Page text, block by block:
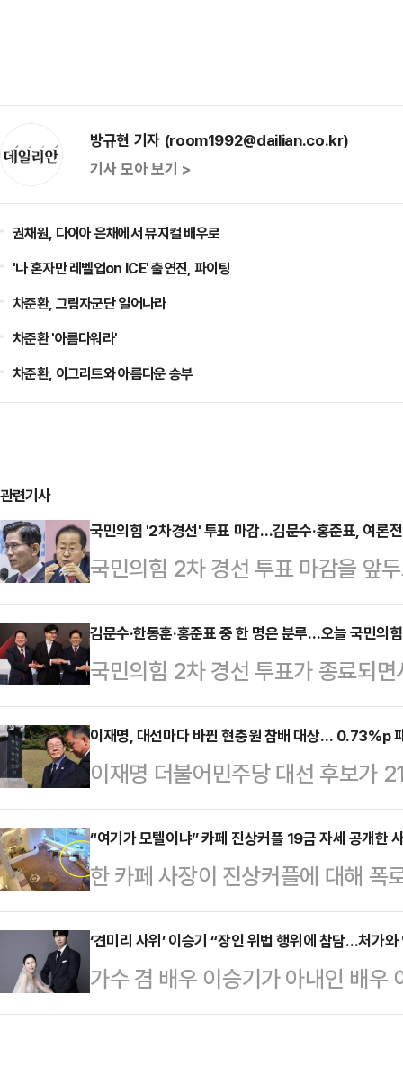
방규현 기자 (room1992@dailian.co.kr)
기사 모아 보기 >
권채원, 다이아 은채에서 뮤지컬 배우로
'나 혼자만 레벨업on ICE' 출연진, 파이팅
차준환, 그림자군단 일어나라
차준환 '아름다워라'
차준환, 이그리트와 아름다운 승부
관련기사
국민의힘 '2차경선' 투표 마감…김문수·홍준표, 여론
국민의힘 2차 경선 투표 마감을 앞
중도 표심 공략에 나선 가운데, 김
하면서도 각각 시민들이나 중소기
과를 빽빽하게 채웠다.안철수·한동
다. 한 후보는 현충사를 방문해 국
서는 당원과 충북 청주 육거리종합
대전현충원을 찾아 서해수호 영웅
상병의 묘소를 참배한 후 …
김문수·한동훈·홍준표 중 한 명은 분루…오늘 국민의
국민의힘 2차 경선 투표가 종료되
쏠리고 있다. 김문수·안철수·한동
'김문수·한동훈' 혹은 '김문수·홍준
다.국민의힘은 29일 오후 2시 여의
자를 발표한다. 앞서 4명의 경선 후
합동 토론을 거쳤다. 2차 경선 투
인단 투표 50%, 일반국민 여론조
자…
이재명, 대선마다 바뀐 현충원 참배 대상… 0.73%p
이재명 더불어민주당 대선 후보가
정으로 현충원 참배를 택했다. 이
현충원 참배 대상에 변화를 가했다.
컸던 이승만·박정희 전 대통령의
상을 박태준 전 국무총리까지로 확
선에서 윤석열 전 대통령에게 불과
된 윤석열 전 대통령의 파면 등이
장으로 '…
“여기가 모텔이냐” 카페 진상커플 19금 자세 공개한
한 카페 사장이 진상커플에 대해
“내가 진짜 올릴까 말까 수십 번은
싶어서. 그런데 도저히 참을 수가
들 올 때마다 애정 행각 하는 거, 매
어놓고 버리고 간 거, 마신 거 테이
‘견미리 사위’ 이승기 “장인 위법 행위에 참담…처가와
가수 겸 배우 이승기가 아내인 배우
다시 기소되자 “연을 끊겠다”고 공